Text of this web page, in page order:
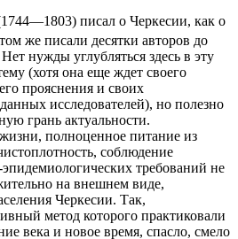
писал о Черкесии, как о
же писали десятки авторов до
нужды углубляться здесь в эту
(хотя она еще ждет своего
прояснения и своих
исследователей), но полезно
грань актуальности.
полноценное питание из
соблюдение
требований не
на внешнем виде,
Черкесии. Так,
метод которого практиковали
века и новое время, спасло, смело